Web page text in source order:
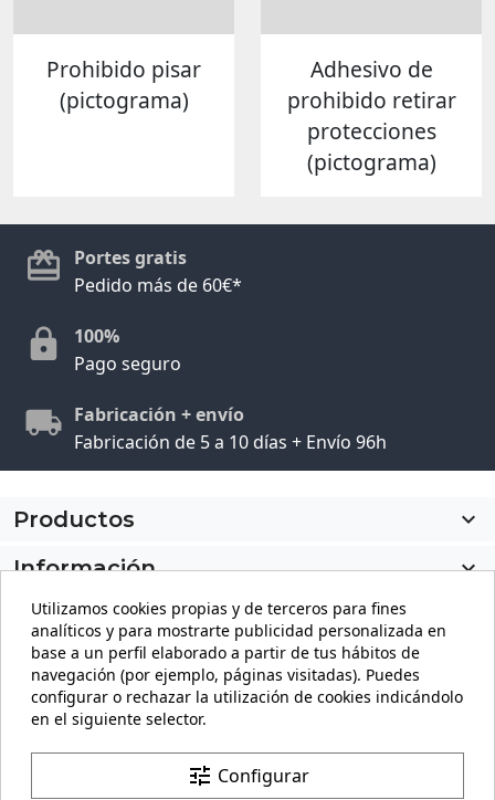
Prohibido pisar
(pictograma)
Adhesivo de
prohibido retirar
protecciones
(pictograma)
Portes gratis
Pedido más de 60€*
100%
Pago seguro
Fabricación + envío
Fabricación de 5 a 10 días + Envío 96h
Productos

Información

Mi cuenta
Información de la tienda
Facebook
Utilizamos cookies propias y de terceros para fines
analíticos y para mostrarte publicidad personalizada en
base a un perfil elaborado a partir de tus hábitos de
navegación (por ejemplo, páginas visitadas). Puedes
configurar o rechazar la utilización de cookies indicándolo
en el siguiente selector.
tune Configurar